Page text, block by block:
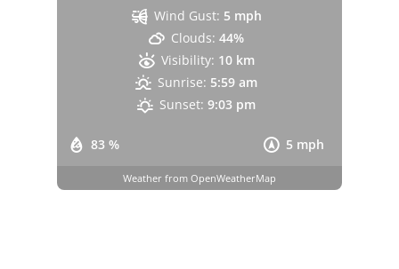
83 % 5 mph
Wind Gust: 5 mph
Clouds: 44%
Visibility: 10 km
Sunrise: 5:59 am
Sunset: 9:03 pm
Weather from OpenWeatherMap